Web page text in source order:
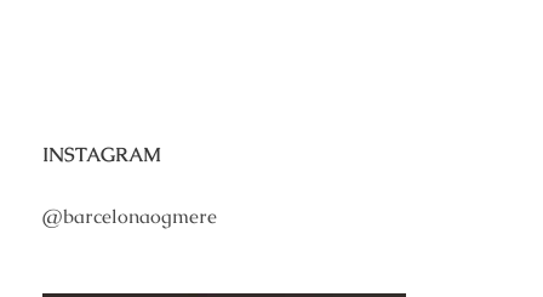
INSTAGRAM
@barcelonaogmere